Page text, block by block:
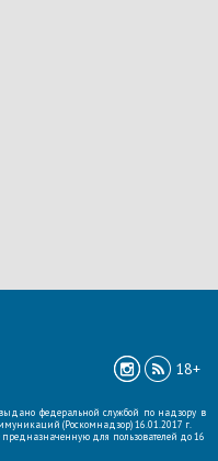
18+
федеральной службой по надзору в
(Роскомнадзор) 16.01.2017 г.
для пользователей до 16